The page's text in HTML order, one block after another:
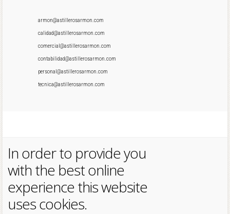
armon@astillerosarmon.com
calidad@astillerosarmon.com
comercial@astillerosarmon.com
contabilidad@astillerosarmon.com
personal@astillerosarmon.com
tecnica@astillerosarmon.com
In order to provide you
with the best online
experience this website
uses cookies.